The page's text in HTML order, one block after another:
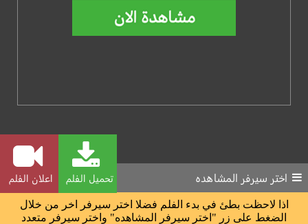
تحميل الفلم اعلان الفلم اختر سيرفر المشاهده
اذا لاحظت بطئ في بدء الفلم فضلا اختر سيرفر اخر من خلال
الضغط على زر "اختر سيرفر المشاهده" واختر سيرفر متعدد